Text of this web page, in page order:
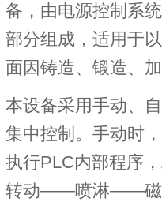
备，由电源控制系
部分组成，适用于
面因铸造、锻造、
本设备采用手动、
集中控制。手动时
执行PLC内部程序
转动——喷淋——磁